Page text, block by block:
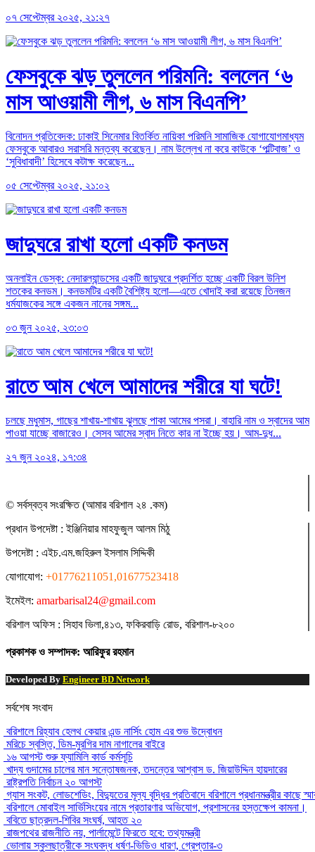
০৭ সেপ্টেম্বর ২০২৫, ২১:২৭
ফেসবুকে ঝড় তুললেন পরিমনি: বললেন ‘৬
মাস আওয়ামী লীগ, ৬ মাস বিএনপি’
বিনোদন প্রতিবেদক: ঢাকাই সিনেমার বিতর্কিত নায়িকা পরিমনি সামাজিক যোগাযোগমাধ্যম
ফেসবুকে আবারও সরাসরি মন্তব্য করেছেন। নাম উল্লেখ না করে কাউকে ‘পল্টিবাজ’ ও
‘সুবিধাবাদী’ হিসেবে কটাক্ষ করেছেন...
০৫ সেপ্টেম্বর ২০২৫, ২১:০২
জাদুঘরে রাখা হলো একটি কনডম
অনলাইন ডেস্ক: নেদারল্যান্ডসের একটি জাদুঘরে প্রদর্শিত হচ্ছে একটি বিরল উনিশ
শতকের কনডম। কনডমটির একটি বৈশিষ্ট্য হলো—এতে খোদাই করা রয়েছে তিনজন
ধর্মযাজকের সঙ্গে একজন নানের সঙ্গম...
০৩ জুন ২০২৫, ২৩:০৩
রাতে আম খেলে আমাদের শরীরে যা ঘটে!
চলছে মধুমাস, গাছের শাখায়-শাখায় ঝুলছে পাকা আমের পসরা। বাহারি নাম ও স্বাদের আম
পাওয়া যাচ্ছে বাজারেও। সেসব আমের স্বাদ নিতে কার না ইচ্ছে হয়। আম-দুধ...
২৭ জুন ২০২৪, ১৭:৩৪
© সর্বস্বত্ব সংরক্ষিত (আমার বরিশাল ২৪ .কম)
প্রধান ‍উপদেষ্টা : ‍ইঞ্জিনিয়ার মাহফুজুল আলম মিঠু
উপদেষ্টা : এইচ.এম.জহিরুল ইসলাম সিদ্দিকী
যোগাযোগ: +01776211051,01677523418
ইমেইল: amarbarisal24@gmail.com
বরিশাল অফিস : সিহাব ভিলা,৪১৩, ফকিরবাড়ি রোড, বরিশাল-৮২০০
প্রকাশক ও সম্পাদক: আরিফুর রহমান
Developed By Engineer BD Network
সর্বশেষ সংবাদ
বরিশালে রিহ্যাব হেলথ কেয়ার এন্ড নার্সিং হোম এর শুভ উদ্বোধন
মরিচে স্বস্তি, ডিম-মুরগির দাম নাগালের বাইরে
১৬ আগস্ট শুরু ফ্যামিলি কার্ড কর্মসূচি
খাদ্য গুদামের চালের মান সন্তোষজনক, তদন্তের আশ্বাস ড. জিয়াউদ্দিন হায়দারের
রাষ্ট্রপতি নির্বাচন ২০ আগস্ট
গ্যাস সংকট, লোডশেডিং, বিদ্যুতের মূল্য বৃদ্ধির প্রতিবাদে বরিশালে প্রধানমন্ত্রীর কাছে
বরিশালে মোবাইল সার্ভিসিংয়ের নামে প্রতারণার অভিযোগ, প্রশাসনের হস্তক্ষেপ কামনা।
ববিতে ছাত্রদল-শিবির সংঘর্ষ, আহত ২০
রাজপথের রাজনীতি নয়, পার্লামেন্টে ফিরতে হবে: তথ্যমন্ত্রী
ভোলায় স্কুলছাত্রীকে সংঘবদ্ধ ধর্ষণ-ভিডিও ধারণ, গ্রেপ্তার-৩